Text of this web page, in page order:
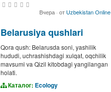
Вчера · от Uzbekistan Online
Belarusiya qushlari
Qora qush: Belarusda soni, yashilik
hududi, uchrashishdagi xulqat, oqchilik
mavsumi va Qizil kitobdagi yangilangan
holati.
Каталог: Ecology